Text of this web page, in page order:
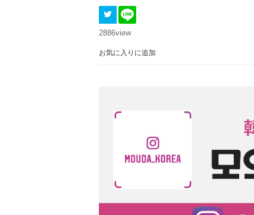
2886view
お気に入りに追加